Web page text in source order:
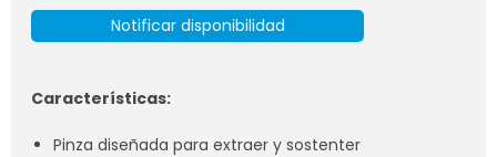
Notificar disponibilidad
Características:
Pinza diseñada para extraer y sostenter